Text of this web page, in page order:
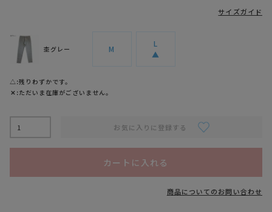
サイズガイド
杢グレー M
L
▲
△ 残りわずかです。
✕ ただいま在庫がございません。
お気に入りに登録する
カートに入れる
商品についてのお問い合わせ